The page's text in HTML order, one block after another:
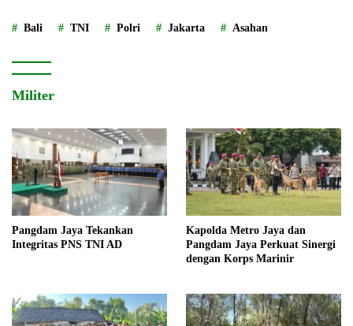
Bali TNI Polri Jakarta Asahan
Militer
Pangdam Jaya Tekankan
Integritas PNS TNI AD
Kapolda Metro Jaya dan
Pangdam Jaya Perkuat Sinergi
dengan Korps Marinir